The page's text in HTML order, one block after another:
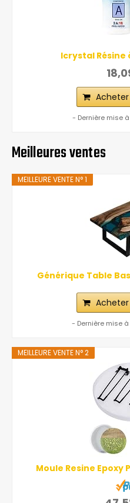
Icrystal Résine
- Dernière mise
Meilleures ventes
MEILLEURE VENTE N° 1
Générique Table
- Dernière mise
MEILLEURE VENTE N° 2
Moule Resine Epoxy